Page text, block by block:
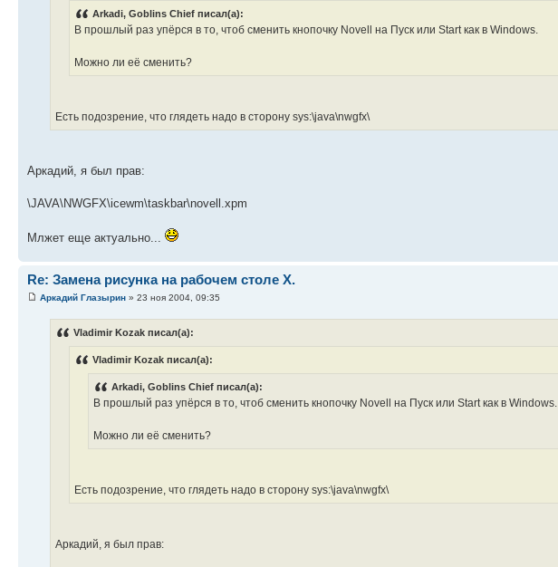
Arkadi, Goblins Chief писал(а):
В прошлый раз упёрся в то, чтоб сменить кнопочку Novell на Пуск или Start как в Windows.
Можно ли её сменить?
Есть подозрение, что глядеть надо в сторону sys:\java\nwgfx\
Аркадий, я был прав:
\JAVA\NWGFX\icewm\taskbar\novell.xpm
Млжет еще актуально...
Re: Замена рисунка на рабочем столе X.
Аркадий Глазырин » 23 ноя 2004, 09:35
Vladimir Kozak писал(а):
Vladimir Kozak писал(а):
Arkadi, Goblins Chief писал(а):
В прошлый раз упёрся в то, чтоб сменить кнопочку Novell на Пуск или Start как в Windows.
Можно ли её сменить?
Есть подозрение, что глядеть надо в сторону sys:\java\nwgfx\
Аркадий, я был прав: